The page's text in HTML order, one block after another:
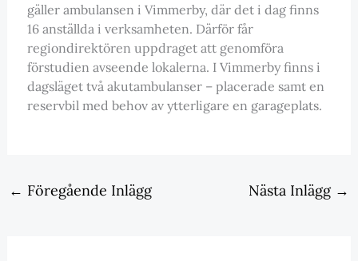
gäller ambulansen i Vimmerby, där det i dag finns
16 anställda i verksamheten. Därför får
regiondirektören uppdraget att genomföra
förstudien avseende lokalerna. I Vimmerby finns i
dagsläget två akutambulanser – placerade samt en
reservbil med behov av ytterligare en garageplats.
← Föregående Inlägg Nästa Inlägg →